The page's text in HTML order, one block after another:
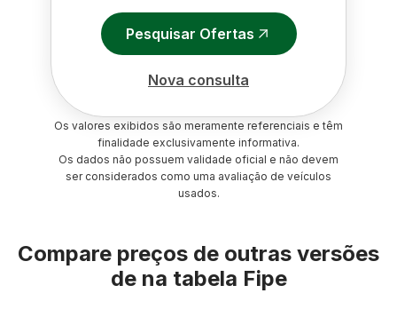
Pesquisar Ofertas
Nova consulta
Os valores exibidos são meramente referenciais e têm
finalidade exclusivamente informativa.
Os dados não possuem validade oficial e não devem
ser considerados como uma avaliação de veículos
usados.
Compare preços de outras versões
de na tabela Fipe